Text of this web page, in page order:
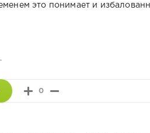
это понимает и
0